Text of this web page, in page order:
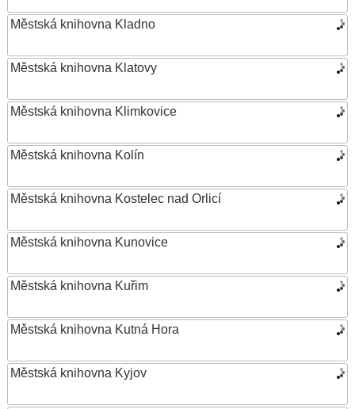
Městská knihovna Kladno
Městská knihovna Klatovy
Městská knihovna Klimkovice
Městská knihovna Kolín
Městská knihovna Kostelec nad Orlicí
Městská knihovna Kunovice
Městská knihovna Kuřim
Městská knihovna Kutná Hora
Městská knihovna Kyjov